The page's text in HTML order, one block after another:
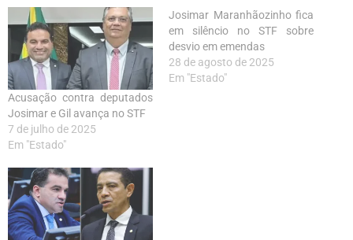
Acusação contra deputados
Josimar e Gil avança no STF
7 de julho de 2025
Em "Estado"
Josimar Maranhãozinho fica
em silêncio no STF sobre
desvio em emendas
28 de agosto de 2025
Em "Estado"